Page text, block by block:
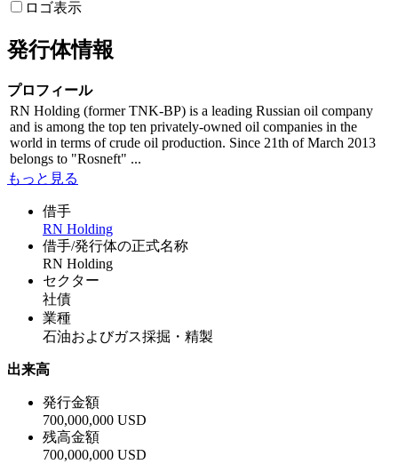
ロゴ表示
発行体情報
プロフィール
RN Holding (former TNK-BP) is a leading Russian oil company
and is among the top ten privately-owned oil companies in the
world in terms of crude oil production. Since 21th of March 2013
belongs to "Rosneft" ...
もっと見る
借手
RN Holding
借手/発行体の正式名称
RN Holding
セクター
社債
業種
石油およびガス採掘・精製
出来高
発行金額
700,000,000 USD
残高金額
700,000,000 USD